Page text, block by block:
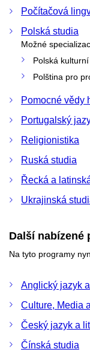
Počítačová
Polská studia
Možné
Polská
Polština pro
Pomocné vědy
Portugalský
Religionistika
Ruská studia
Řecká a
Ukrajinská
Další nabízené
Na tyto programy
Anglický jazyk
Culture, Media
Český jazyk a
Čínská studia